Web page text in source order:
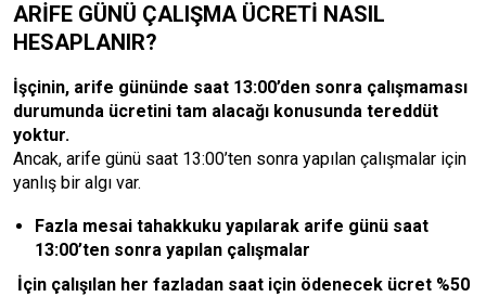
ARİFE GÜNÜ ÇALIŞMA ÜCRETİ NASIL
HESAPLANIR?
İşçinin, arife gününde saat 13:00’den sonra çalışmaması
durumunda ücretini tam alacağı konusunda tereddüt
yoktur.
Ancak, arife günü saat 13:00’ten sonra yapılan çalışmalar için
yanlış bir algı var.
Fazla mesai tahakkuku yapılarak arife günü saat
13:00’ten sonra yapılan çalışmalar
İçin çalışılan her fazladan saat için ödenecek ücret %50